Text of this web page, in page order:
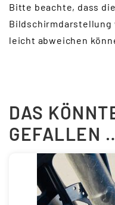
Bitte beachte, dass
Bildschirmdarstellung
leicht abweichen
DAS
GEFALLEN